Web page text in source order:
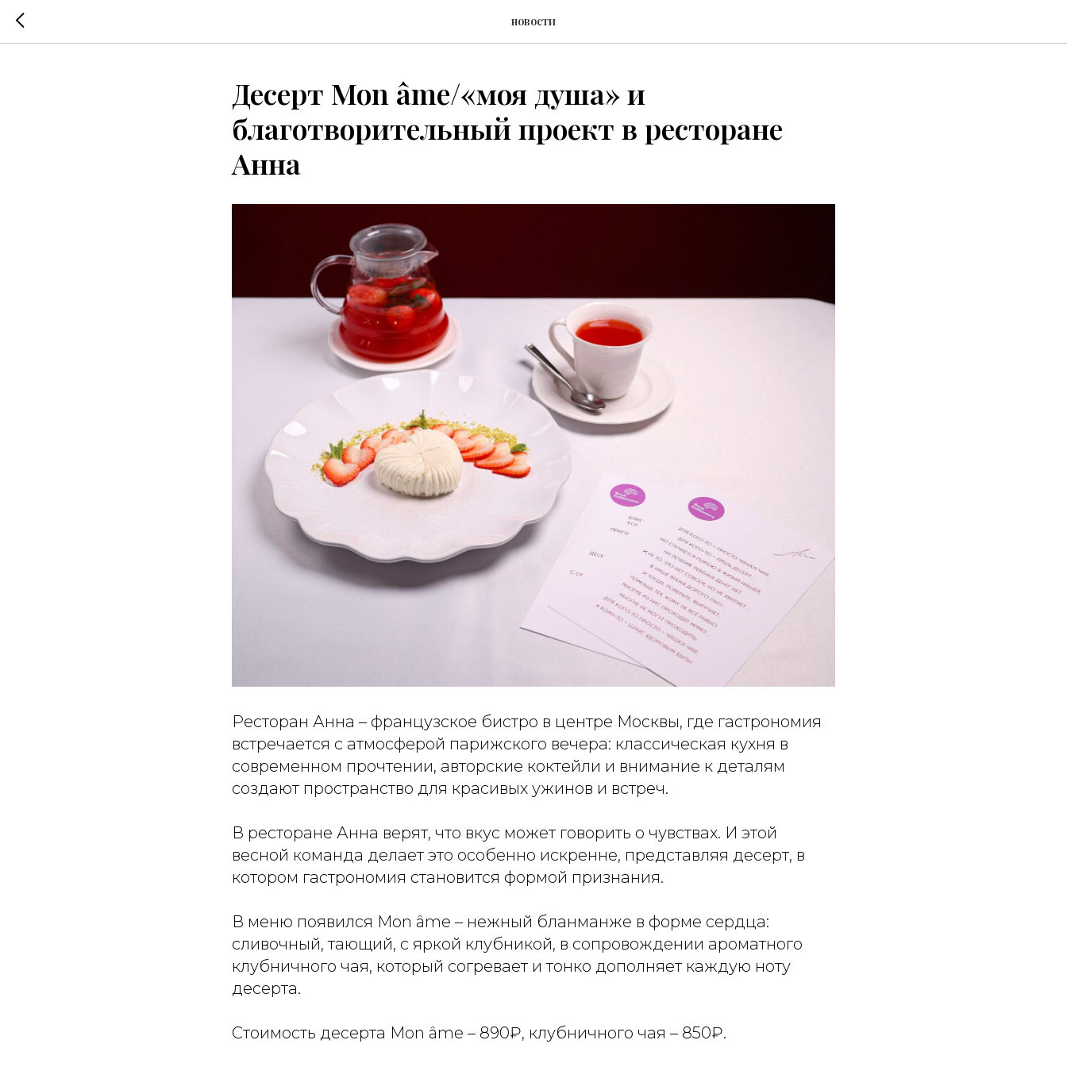
новости
Десерт Mon âme/«моя душа» и
благотворительный проект в ресторане
Анна
Ресторан Анна – французское бистро в центре Москвы, где гастрономия
встречается с атмосферой парижского вечера: классическая кухня в
современном прочтении, авторские коктейли и внимание к деталям
создают пространство для красивых ужинов и встреч.
В ресторане Анна верят, что вкус может говорить о чувствах. И этой
весной команда делает это особенно искренне, представляя десерт, в
котором гастрономия становится формой признания.
В меню появился Mon âme – нежный бланманже в форме сердца:
сливочный, тающий, с яркой клубникой, в сопровождении ароматного
клубничного чая, который согревает и тонко дополняет каждую ноту
десерта.
Стоимость десерта Mon âme – 890₽, клубничного чая – 850₽.